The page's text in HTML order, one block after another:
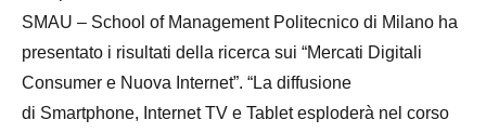
SMAU – School of Management Politecnico di Milano ha
presentato i risultati della ricerca sui “Mercati Digitali
Consumer e Nuova Internet”. “La diffusione
di Smartphone, Internet TV e Tablet esploderà nel corso